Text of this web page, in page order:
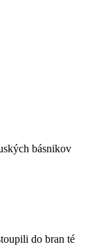
básnikov
do bran té